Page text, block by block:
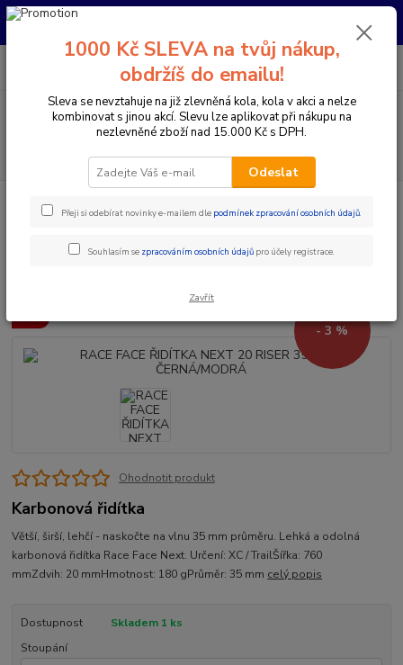
Pro nachystání kola / doplňků na prodejně si prosím zavolejte dopředu.
Menu
CZK
PO-PÁ 10:00-17:00 | SO: 9:00-12:00
ŘIDÍTKA NEXT 20 RISER 35X760 ČERNÁ/MODRÁ
RACE FACE ŘIDÍTKA NEXT 20
- 3 %
Ohodnotit produkt
Karbonová řidítka
Větší, širší, lehčí - naskočte na vlnu 35 mm průměru. Lehká a odolná
karbonová řidítka Race Face Next. Určení: XC / TrailŠířka: 760
mmZdvih: 20 mmHmotnost: 180 gPrůměr: 35 mm celý popis
Dostupnost
Skladem 1 ks
Stoupání
1000 Kč SLEVA na tvůj nákup,
obdržíš do emailu!
Sleva se nevztahuje na již zlevněná kola, kola v akci a nelze
kombinovat s jinou akcí. Slevu lze aplikovat při nákupu na
nezlevněné zboží nad 15.000 Kč s DPH.
Odeslat
Přeji si odebírat novinky e-mailem dle podmínek zpracování osobních údajů.
Souhlasím se zpracováním osobních údajů pro účely registrace.
Zavřít